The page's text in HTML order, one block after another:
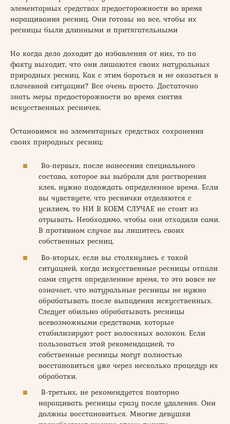
элементарных средствах предосторожности во время
наращивания ресниц. Они готовы на все, чтобы их
ресницы были длинными и притягательными
Но когда дело доходит до избавления от них, то по
факту выходит, что они лишаются своих натуральных
природных ресниц. Как с этим бороться и не оказаться в
плачевной ситуации? Все очень просто. Достаточно
знать меры предосторожности во время снятия
искусственных ресничек.
Остановимся на элементарных средствах сохранения
своих природных ресниц:
Во-первых, после нанесения специального
состава, которое вы выбрали для растворения
клея, нужно подождать определенное время. Если
вы чувствуете, что реснички отделяются с
усилием, то НИ В КОЕМ СЛУЧАЕ не стоит из
отрывать. Необходимо, чтобы они отходили сами.
В противном случае вы лишитесь своих
собственных ресниц.
Во-вторых, если вы столкнулись с такой
ситуацией, когда искусственные ресницы отпали
сами спустя определенное время, то это вовсе не
означает, что натуральные ресницы не нужно
обрабатывать после выпадения искусственных.
Следует обильно обрабатывать ресницы
всевозможными средствами, которые
стабилизируют рост волосяных волокон. Если
пользоваться этой рекомендацией, то
собственные ресницы могут полностью
восстановиться уже через несколько процедур их
обработки.
В-третьих, не рекомендуется повторно
наращивать ресницы сразу после удаления. Они
должны восстановиться. Многие девушки